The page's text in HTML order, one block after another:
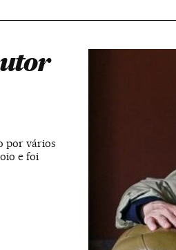
por vários
e foi